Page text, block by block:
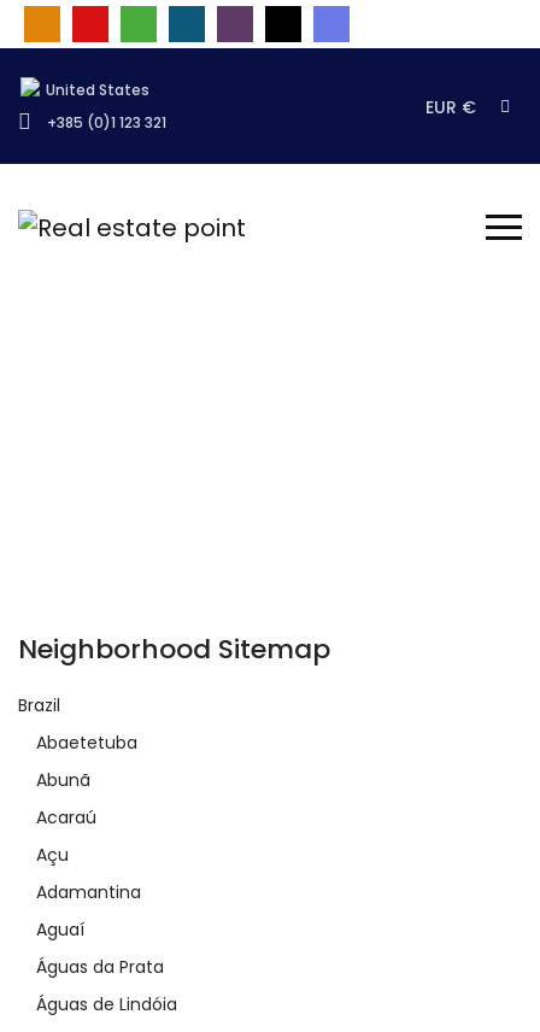
United States
+385 (0)1 123 321
EUR €
Neighborhood Sitemap
Brazil
Abaetetuba
Abunã
Acaraú
Açu
Adamantina
Aguaí
Águas da Prata
Águas de Lindóia